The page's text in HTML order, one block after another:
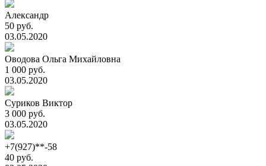
Александр
50 руб.
03.05.2020
Оводова Ольга Михайловна
1 000 руб.
03.05.2020
Суриков Виктор
3 000 руб.
03.05.2020
+7(927)**-58
40 руб.